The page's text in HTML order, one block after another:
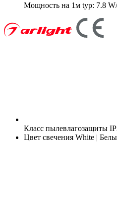
Мощность на 1м typ: 7.8
Класс пылевлагозащиты
Цвет свечения White |